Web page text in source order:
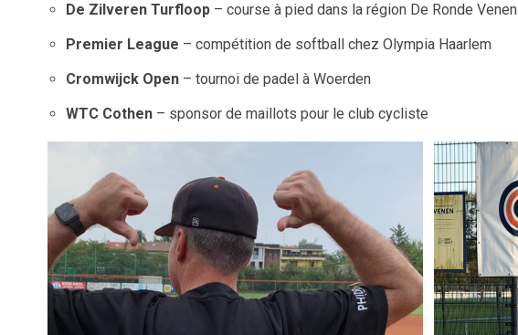
De Zilveren Turfloop – course à pied dans la région De Ronde Venen
Premier League – compétition de softball chez Olympia Haarlem
Cromwijck Open – tournoi de padel à Woerden
WTC Cothen – sponsor de maillots pour le club cycliste